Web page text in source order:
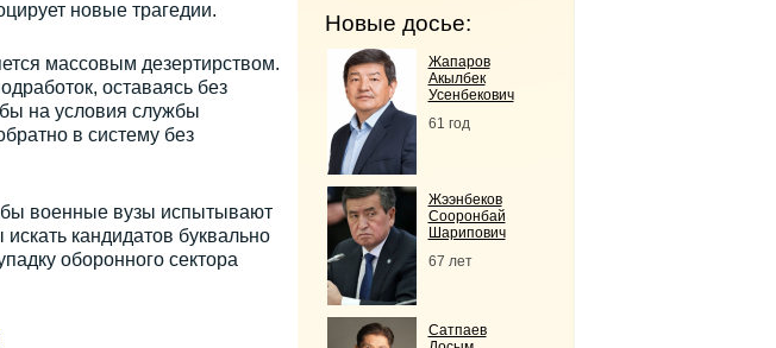
новые трагедии.
массовым дезертирством.
оставаясь без
на условия службы
в систему без
военные вузы испытывают
кандидатов буквально
оборонного сектора
Новые досье:
Жапаров
Акылбек
Усенбекович
61 год
Жээнбеков
Сооронбай
Шарипович
67 лет
Сатпаев